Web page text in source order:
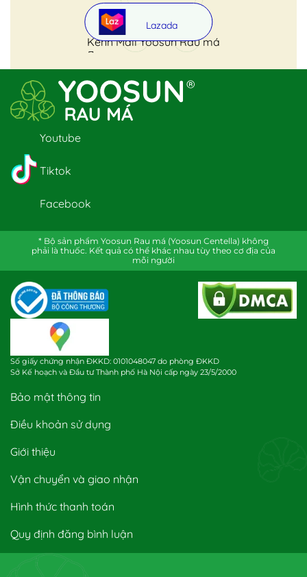
Kênh Mall Yoosun Rau má
Lazada
Youtube
Tiktok
Facebook
* Bộ sản phẩm Yoosun Rau má (Yoosun Centella) không
phải là thuốc. Kết quả có thể khác nhau tùy theo cơ địa của
mỗi người
Số giấy chứng nhận ĐKKD: 0101048047 do phòng ĐKKD
Sở Kế hoạch và Đầu tư Thành phố Hà Nội cấp ngày 23/5/2000
Bảo mật thông tin
Điều khoản sử dụng
Giới thiệu
Vận chuyển và giao nhận
Hình thức thanh toán
Quy định đăng bình luận